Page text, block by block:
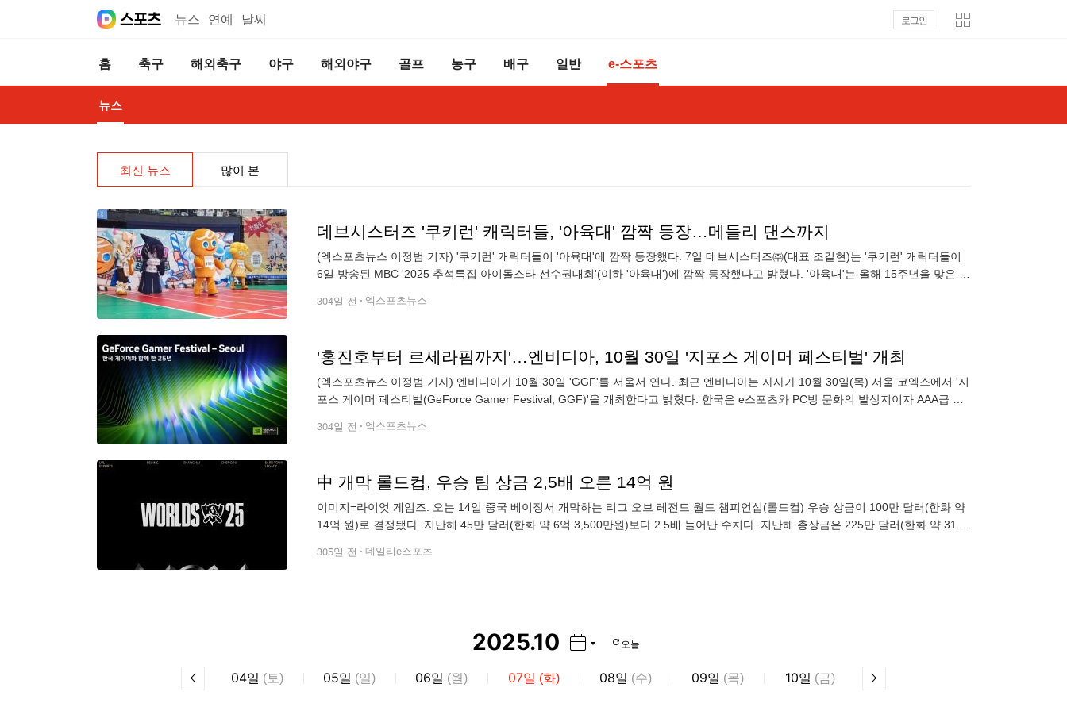
뉴스 연예 날씨 로그인
홈 축구 해외축구 야구 해외야구 골프 농구 배구 일반 e-스포츠
뉴스
최신 뉴스 많이 본
데브시스터즈 '쿠키런' 캐릭터들, '아육대' 깜짝 등장…메들리 댄스까지
(엑스포츠뉴스 이정범 기자) '쿠키런' 캐릭터들이 '아육대'에 깜짝 등장했다. 7일 데브시스터즈㈜(대표 조길현)는 '쿠키런' 캐릭터들이
6일 방송된 MBC '2025 추석특집 아이돌스타 선수권대회'(이하 '아육대')에 깜짝 등장했다고 밝혔다. '아육대'는 올해 15주년을 맞은 프
304일 전 엑스포츠뉴스
'홍진호부터 르세라핌까지'…엔비디아, 10월 30일 '지포스 게이머 페스티벌' 개최
(엑스포츠뉴스 이정범 기자) 엔비디아가 10월 30일 'GGF'를 서울서 연다. 최근 엔비디아는 자사가 10월 30일(목) 서울 코엑스에서 '지
포스 게이머 페스티벌(GeForce Gamer Festival, GGF)'을 개최한다고 밝혔다. 한국은 e스포츠와 PC방 문화의 발상지이자 AAA급 타
304일 전 엑스포츠뉴스
中 개막 롤드컵, 우승 팀 상금 2,5배 오른 14억 원
이미지=라이엇 게임즈. 오는 14일 중국 베이징서 개막하는 리그 오브 레전드 월드 챔피언십(롤드컵) 우승 상금이 100만 달러(한화 약
14억 원)로 결정됐다. 지난해 45만 달러(한화 약 6억 3,500만원)보다 2.5배 늘어난 수치다. 지난해 총상금은 225만 달러(한화 약 31억
305일 전 데일리e스포츠
2025.10 오늘
04일 (토) 05일 (일) 06일 (월) 07일 (화) 08일 (수) 09일 (목) 10일 (금)